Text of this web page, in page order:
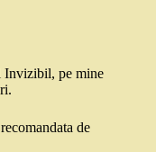
Invizibil, pe mine
de